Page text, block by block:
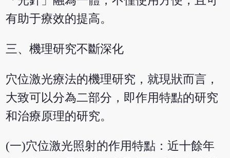
有助于療效的提高。
三、機理研究不斷深化
穴位激光療法的機理研究，就現狀而言，
大致可以分為二部分，即作用特點的研究
和治療原理的研究。
(一)穴位激光照射的作用特點：近十餘年